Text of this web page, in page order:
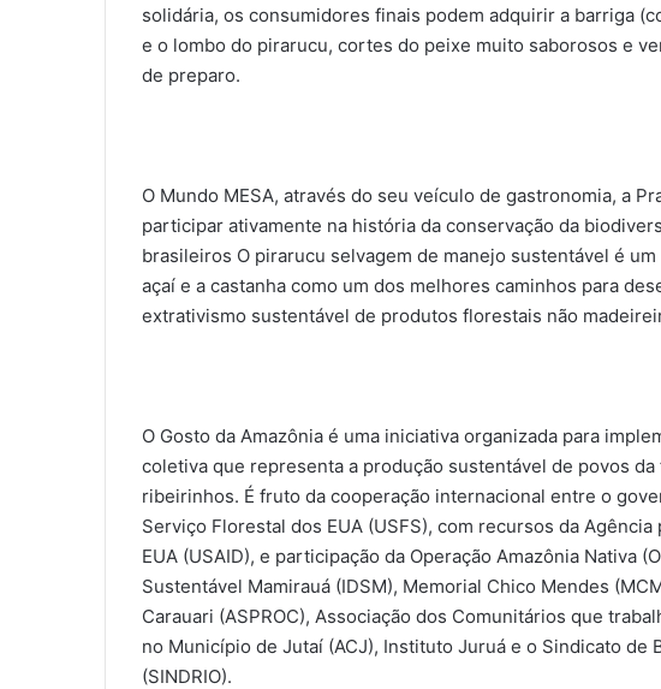
solidária, os consumidores finais podem adquirir a barriga
e o lombo do pirarucu, cortes do peixe muito saborosos e
de preparo.
O Mundo MESA, através do seu veículo de gastronomia, a
participar ativamente na história da conservação da
brasileiros O pirarucu selvagem de manejo sustentável é
açaí e a castanha como um dos melhores caminhos para
extrativismo sustentável de produtos florestais não
O Gosto da Amazônia é uma iniciativa organizada para
coletiva que representa a produção sustentável de povos
ribeirinhos. É fruto da cooperação internacional entre o
Serviço Florestal dos EUA (USFS), com recursos da
EUA (USAID), e participação da Operação Amazônia Nativa
Sustentável Mamirauá (IDSM), Memorial Chico Mendes
Carauari (ASPROC), Associação dos Comunitários que
no Município de Jutaí (ACJ), Instituto Juruá e o Sindicato de
(SINDRIO).